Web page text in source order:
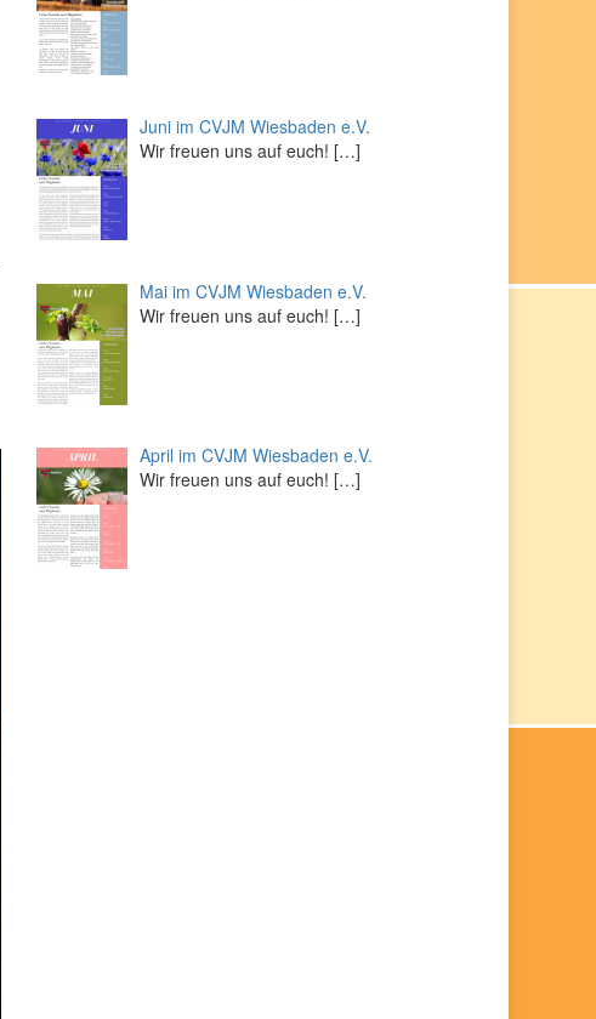
Juni im CVJM Wiesbaden e.V.
Wir freuen uns auf euch! […]
Mai im CVJM Wiesbaden e.V.
Wir freuen uns auf euch! […]
April im CVJM Wiesbaden e.V.
Wir freuen uns auf euch! […]